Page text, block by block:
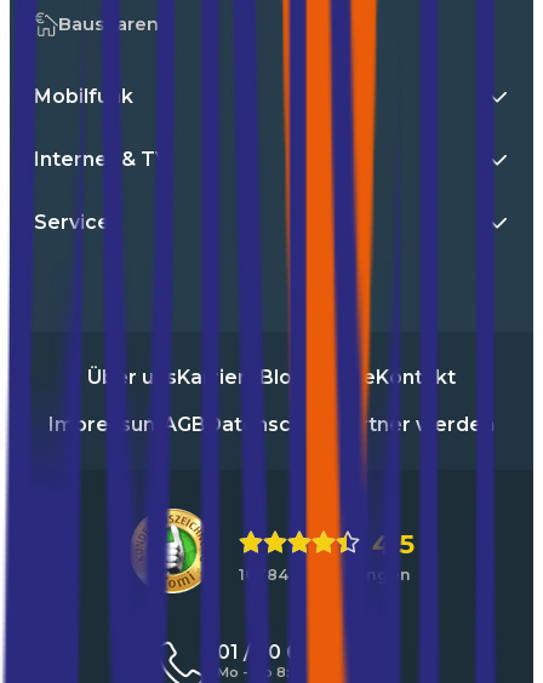
Bausparen
Mobilfunk
Internet & TV
Service
Über unsKarriere Blog PresseKontakt
Impressum AGB Datenschutz Partner werden
4,5
10784 Bewertungen
01 / 30 60 900 20
Mo - Do 8:00 - 17:00 Uhr